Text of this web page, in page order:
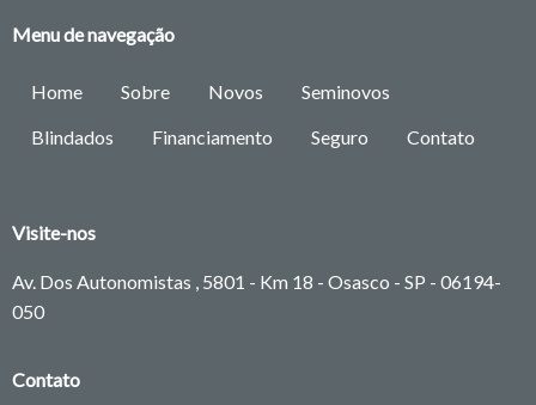
Menu de navegação
Home Sobre Novos Seminovos
Blindados Financiamento Seguro Contato
Visite-nos
Av. Dos Autonomistas , 5801 - Km 18 - Osasco - SP - 06194-
050
Contato